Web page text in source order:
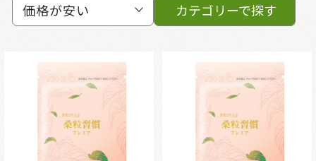
価格が安い
カテゴリーで探す